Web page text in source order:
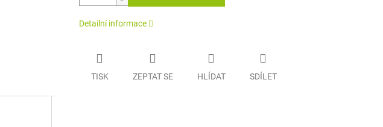
Detailní informace
TISK ZEPTAT SE HLÍDAT SDÍLET